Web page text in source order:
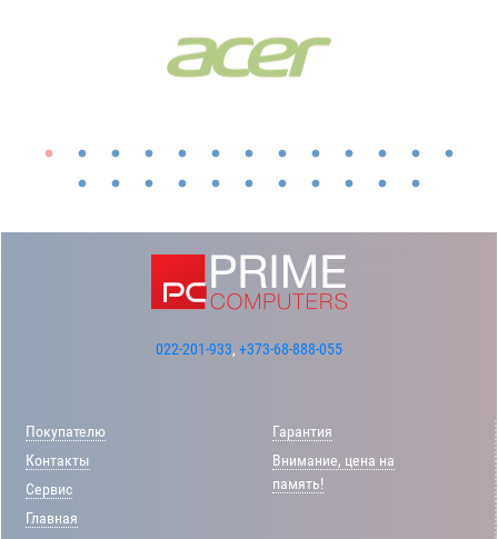
022-201-933, +373-68-888-055
Покупателю
Контакты
Сервис
Главная
Гарантия
Внимание, цена на
память!